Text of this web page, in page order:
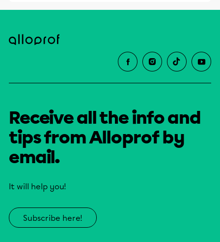
Receive all the info and
tips from Alloprof by
email.
It will help you!
Subscribe here!